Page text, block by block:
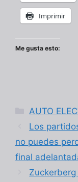
Imprimir
Me gusta esto:
Categorías
AUTO
Los
no puedes
final